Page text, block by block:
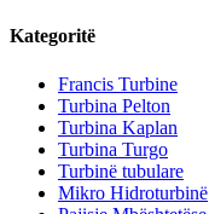
Kategoritë
Francis Turbine
Turbina Pelton
Turbina Kaplan
Turbina Turgo
Turbinë tubulare
Mikro Hidroturbinë